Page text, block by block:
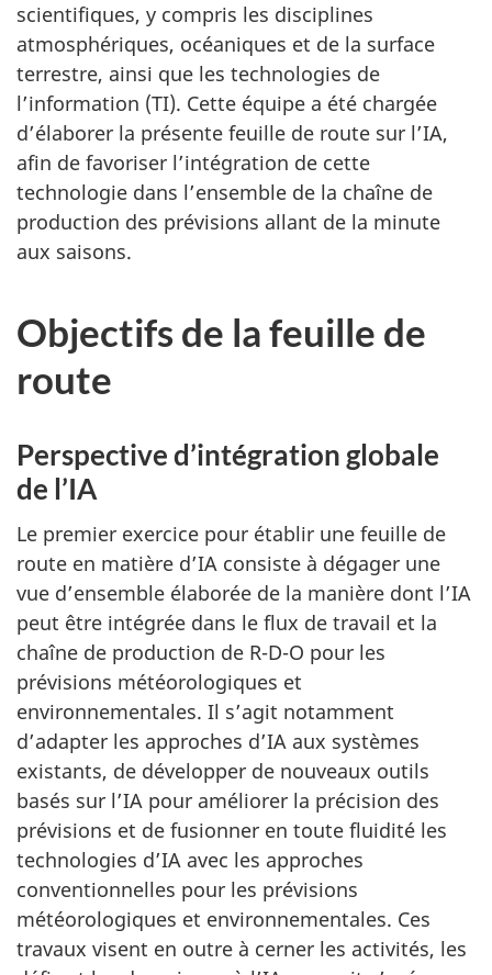
scientifiques, y compris les disciplines
atmosphériques, océaniques et de la surface
terrestre, ainsi que les technologies de
l’information (TI). Cette équipe a été chargée
d’élaborer la présente feuille de route sur l’IA,
afin de favoriser l’intégration de cette
technologie dans l’ensemble de la chaîne de
production des prévisions allant de la minute
aux saisons.
Objectifs de la feuille de
route
Perspective d’intégration globale
de l’IA
Le premier exercice pour établir une feuille de
route en matière d’IA consiste à dégager une
vue d’ensemble élaborée de la manière dont l’IA
peut être intégrée dans le flux de travail et la
chaîne de production de R-D-O pour les
prévisions météorologiques et
environnementales. Il s’agit notamment
d’adapter les approches d’IA aux systèmes
existants, de développer de nouveaux outils
basés sur l’IA pour améliorer la précision des
prévisions et de fusionner en toute fluidité les
technologies d’IA avec les approches
conventionnelles pour les prévisions
météorologiques et environnementales. Ces
travaux visent en outre à cerner les activités, les